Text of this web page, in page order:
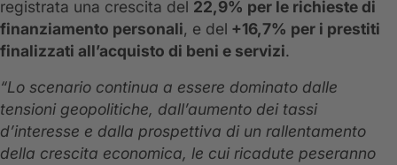
registrata una crescita del 22,9% per le richieste di
finanziamento personali, e del +16,7% per i prestiti
finalizzati all’acquisto di beni e servizi.
“Lo scenario continua a essere dominato dalle
tensioni geopolitiche, dall’aumento dei tassi
d’interesse e dalla prospettiva di un rallentamento
della crescita economica, le cui ricadute peseranno